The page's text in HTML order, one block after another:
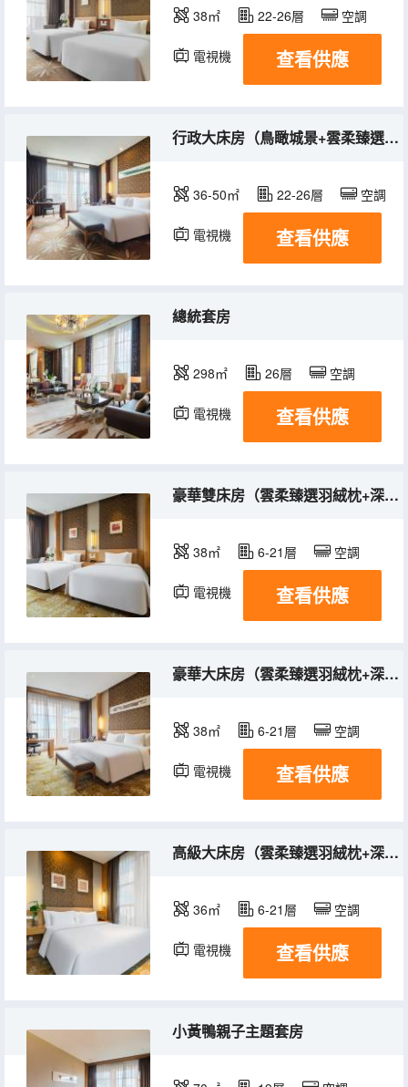
38㎡ 22-26層 空調
電視機 冰箱
查看供應
行政大床房（鳥瞰城景+雲柔臻選羽絨枕+深泡浴缸）
36-50㎡ 22-26層 空調
電視機 冰箱
查看供應
總統套房
298㎡ 26層 空調
電視機 冰箱
查看供應
豪華雙床房（雲柔臻選羽絨枕+深泡浴缸+深睡舒適床墊）
38㎡ 6-21層 空調
電視機 冰箱
查看供應
豪華大床房（雲柔臻選羽絨枕+深泡浴缸+深睡舒適床墊）
38㎡ 6-21層 空調
電視機 冰箱
查看供應
高級大床房（雲柔臻選羽絨枕+深泡浴缸+深睡舒適床墊）
36㎡ 6-21層 空調
電視機 冰箱
查看供應
小黃鴨親子主題套房